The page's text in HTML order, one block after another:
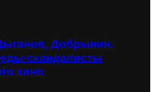
Добрынин.
скандалисты
кино